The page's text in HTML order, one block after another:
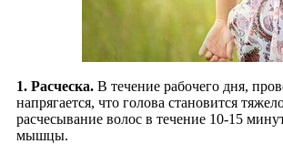
1. Расческа. В течение рабочего дня,
напрягается, что голова становится
расчесывание волос в течение 10-15
мышцы.